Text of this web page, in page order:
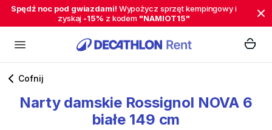
Spędź noc pod gwiazdami! Wypożycz sprzęt kempingowy i
zyskaj -15% z kodem "NAMIOT15"
Cofnij
Narty damskie Rossignol NOVA 6
białe 149 cm